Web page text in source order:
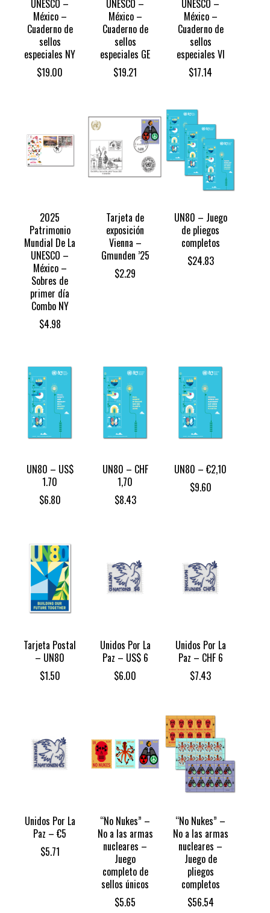
UNESCO –
México –
Cuaderno de
sellos
especiales NY
$19.00
UNESCO –
México –
Cuaderno de
sellos
especiales GE
$19.21
UNESCO –
México –
Cuaderno de
sellos
especiales VI
$17.14
2025
Patrimonio
Mundial De La
UNESCO –
México –
Sobres de
primer día
Combo NY
$4.98
Tarjeta de
exposición
Vienna –
Gmunden ’25
$2.29
UN80 – Juego
de pliegos
completos
$24.83
UN80 – US$
1.70
$6.80
UN80 – CHF
1,70
$8.43
UN80 – €2,10
$9.60
Tarjeta Postal
– UN80
$1.50
Unidos Por La
Paz – US$ 6
$6.00
Unidos Por La
Paz – CHF 6
$7.43
Unidos Por La
Paz – €5
$5.71
“No Nukes” –
No a las armas
nucleares –
Juego
completo de
sellos únicos
$5.65
“No Nukes” –
No a las armas
nucleares –
Juego de
pliegos
completos
$56.54